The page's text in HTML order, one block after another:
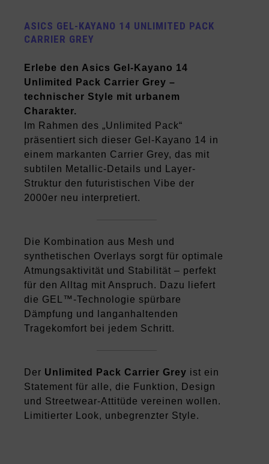
ASICS GEL-KAYANO 14 UNLIMITED PACK
CARRIER GREY
Erlebe den Asics Gel-Kayano 14
Unlimited Pack Carrier Grey –
technischer Style mit urbanem
Charakter.
Im Rahmen des „Unlimited Pack“
präsentiert sich dieser Gel-Kayano 14 in
einem markanten Carrier Grey, das mit
subtilen Metallic-Details und Layer-
Struktur den futuristischen Vibe der
2000er neu interpretiert.
Die Kombination aus Mesh und
synthetischen Overlays sorgt für optimale
Atmungsaktivität und Stabilität – perfekt
für den Alltag mit Anspruch. Dazu liefert
die GEL™-Technologie spürbare
Dämpfung und langanhaltenden
Tragekomfort bei jedem Schritt.
Der Unlimited Pack Carrier Grey ist ein
Statement für alle, die Funktion, Design
und Streetwear-Attitüde vereinen wollen.
Limitierter Look, unbegrenzter Style.